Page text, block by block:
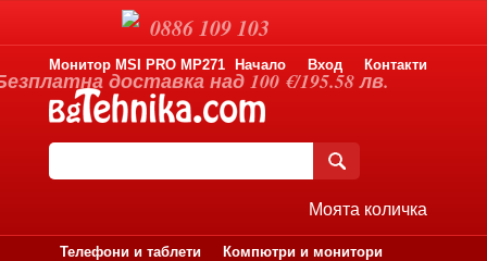
Монитор MSI PRO MP271 Начало Вход Контакти
Моята количка
Телефони и таблети
Компютри и монитори
0886 109 103
доставка над 100 €/195.58 лв.